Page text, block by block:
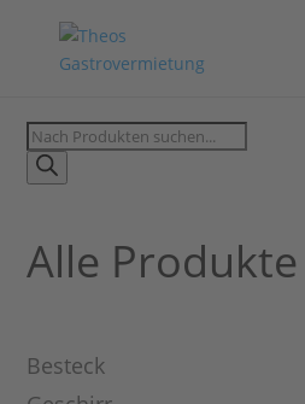
Products
search
Alle Produkte
Besteck